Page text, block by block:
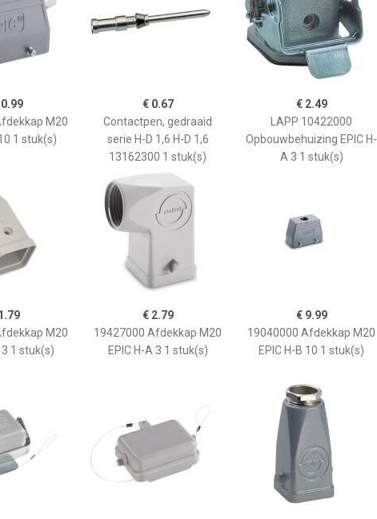
M20
1 stuk(s)
€ 0.67
Contactpen, gedraaid
serie H-D 1,6 H-D 1,6
13162300 1 stuk(s)
€ 2.49
LAPP 10422000
Opbouwbehuizing EPIC H-
A 3 1 stuk(s)
M20
3 1 stuk(s)
€ 2.79
19427000 Afdekkap M20
EPIC H-A 3 1 stuk(s)
€ 9.99
19040000 Afdekkap M20
EPIC H-B 10 1 stuk(s)